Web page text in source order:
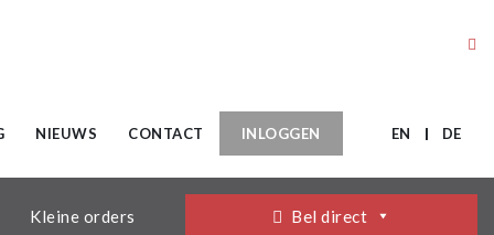
NIEUWS CONTACT INLOGGEN EN DE
Kleine orders Bel direct